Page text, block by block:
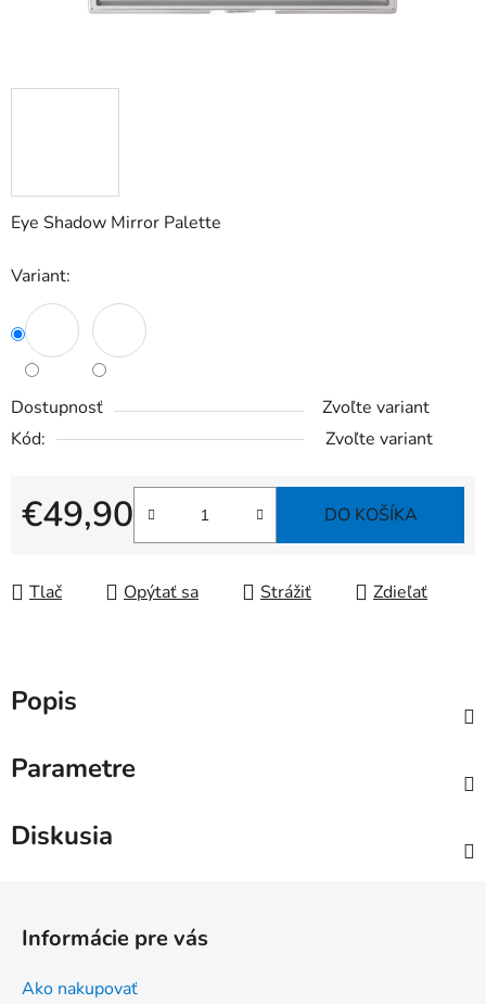
Eye Shadow Mirror Palette
Variant:
Dostupnosť
Zvoľte variant
Kód:
Zvoľte variant
€49,90
Jednotková cena:
DO KOŠÍKA
Tlač Opýtať sa Strážiť Zdieľať
Popis
Parametre
Diskusia
Informácie pre vás
Ako nakupovať